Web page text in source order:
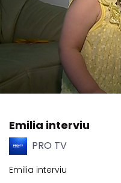
Emilia interviu
PRO TV
Emilia interviu